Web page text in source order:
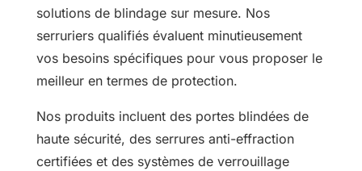
solutions de blindage sur mesure. Nos
serruriers qualifiés évaluent minutieusement
vos besoins spécifiques pour vous proposer le
meilleur en termes de protection.
Nos produits incluent des portes blindées de
haute sécurité, des serrures anti-effraction
certifiées et des systèmes de verrouillage